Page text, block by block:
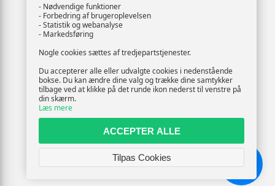
- Nødvendige funktioner
- Forbedring af brugeroplevelsen
- Statistik og webanalyse
- Markedsføring
Nogle cookies sættes af tredjepartstjenester.
Du accepterer alle eller udvalgte cookies i nedenstående
bokse. Du kan ændre dine valg og trække dine samtykker
tilbage ved at klikke på det runde ikon nederst til venstre på
din skærm.
Læs mere
ACCEPTER ALLE
Tilpas Cookies